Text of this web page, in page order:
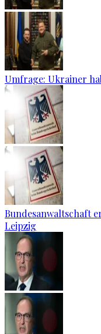
Umfrage: Ukrainer
Bundesanwaltschaft
Leipzig